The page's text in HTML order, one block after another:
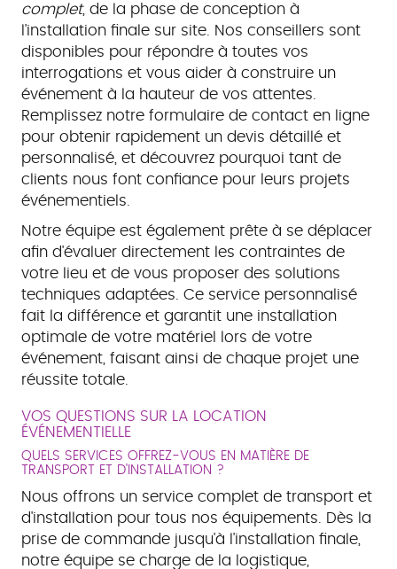
complet, de la phase de conception à
l'installation finale sur site. Nos conseillers sont
disponibles pour répondre à toutes vos
interrogations et vous aider à construire un
événement à la hauteur de vos attentes.
Remplissez notre formulaire de contact en ligne
pour obtenir rapidement un devis détaillé et
personnalisé, et découvrez pourquoi tant de
clients nous font confiance pour leurs projets
événementiels.
Notre équipe est également prête à se déplacer
afin d'évaluer directement les contraintes de
votre lieu et de vous proposer des solutions
techniques adaptées. Ce service personnalisé
fait la différence et garantit une installation
optimale de votre matériel lors de votre
événement, faisant ainsi de chaque projet une
réussite totale.
VOS QUESTIONS SUR LA LOCATION
ÉVÉNEMENTIELLE
QUELS SERVICES OFFREZ-VOUS EN MATIÈRE DE
TRANSPORT ET D'INSTALLATION ?
Nous offrons un service complet de transport et
d'installation pour tous nos équipements. Dès la
prise de commande jusqu'à l'installation finale,
notre équipe se charge de la logistique,